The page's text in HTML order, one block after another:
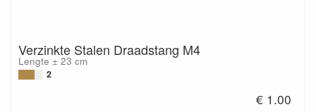
Verzinkte Stalen Draadstang M4
Lengte ± 23 cm
2
€ 1.00